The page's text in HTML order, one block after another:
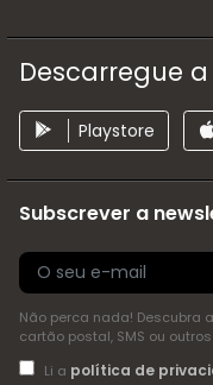
Descarregue
Playstore
Subscrever a
Não perca nada! Descubra
cartão postal, SMS ou
Li a política de